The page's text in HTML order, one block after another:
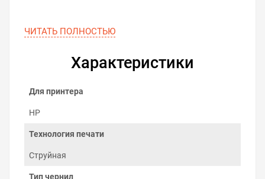
ЧИТАТЬ ПОЛНОСТЬЮ
Характеристики
Для принтера
HP
Технология печати
Струйная
Тип чернил